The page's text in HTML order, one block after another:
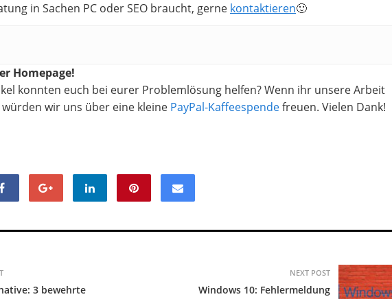
in Sachen PC oder SEO braucht, gerne kontaktieren🙂
Homepage!
konnten euch bei eurer Problemlösung helfen? Wenn ihr unsere Arbeit
wir uns über eine kleine PayPal-Kaffeespendefreuen. Vielen Dank!
3 bewehrte
NEXT POST
Windows 10: Fehlermeldung